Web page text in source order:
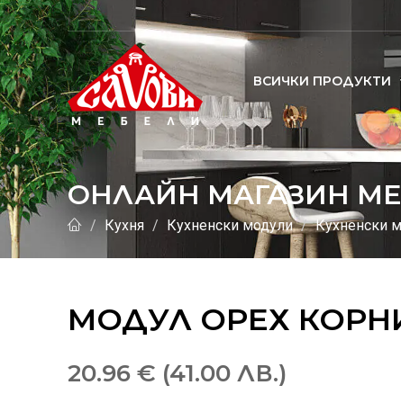
ВСИЧКИ ПРОДУКТИ
ОНЛАЙН МАГАЗИН
Кухня Кухненски модули Кухненски
МОДУЛ ОРЕХ
20.96 € (41.00 ЛВ.)